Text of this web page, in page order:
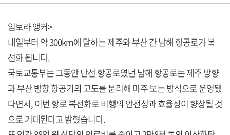
임보라 앵커>
내일부터 약 300km에 달하는 제주와 부산 간 남해 항공로가 복
선화 됩니다.
국토교통부는 그동안 단선 항공로였던 남해 항공로는 제주 방향
과 부산 방향 항공기의 고도를 분리해 마주 보는 방식으로 운영됐
다면서, 이번 항로 복선화로 비행의 안전성과 효율성이 향상될 것
으로 기대된다고 밝혔습니다.